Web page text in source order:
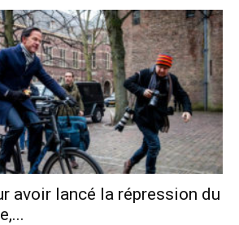
avoir lancé la répression du